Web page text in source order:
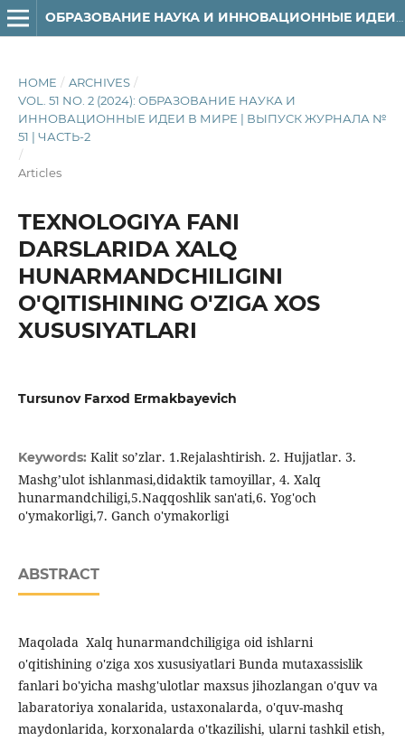
HOME / ARCHIVES /
VOL. 51 NO. 2 (2024): ОБРАЗОВАНИЕ НАУКА И
ИННОВАЦИОННЫЕ ИДЕИ В МИРЕ | ВЫПУСК ЖУРНАЛА №
51 | ЧАСТЬ-2
/
Articles
TEXNOLOGIYA FANI
DARSLARIDA XALQ
HUNARMANDCHILIGINI
O'QITISHINING O'ZIGA XOS
XUSUSIYATLARI
Tursunov Farxod Ermakbayevich
Keywords: Kalit so’zlar. 1.Rejalashtirish. 2. Hujjatlar. 3.
Mashg’ulot ishlanmasi,didaktik tamoyillar, 4. Xalq
hunarmandchiligi,5.Naqqoshlik san'ati,6. Yog'och
o'ymakorligi,7. Ganch o'ymakorligi
ABSTRACT
Maqolada Xalq hunarmandchiligiga oid ishlarni
o'qitishining o'ziga xos xususiyatlari Bunda mutaxassislik
fanlari bo'yicha mashg'ulotlar maxsus jihozlangan o'quv va
labaratoriya xonalarida, ustaxonalarda, o'quv-mashq
maydonlarida, korxonalarda o'tkazilishi, ularni tashkil etish,